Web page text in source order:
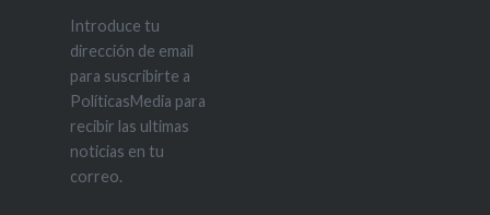
Introduce tu
dirección de email
para suscribirte a
PolíticasMedia para
recibir las ultimas
noticias en tu
correo.